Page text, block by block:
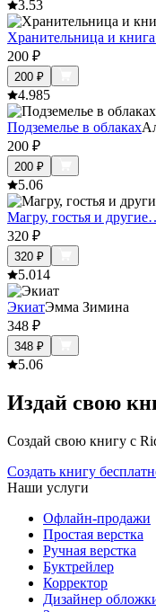
3.53
Хранительница и
200 ₽
200 ₽
4.985
Подземелье в облаках
200 ₽
200 ₽
5.06
Магру, гостья и
320 ₽
320 ₽
5.014
ЭкиатЭмма Зимина
348 ₽
348 ₽
5.06
Издай свою
Создай свою книгу с
Создать книгу
Наши услуги
Офлайн-продажи
Простая верстка
Ручная верстка
Буктрейлер
Корректор
Дизайнер